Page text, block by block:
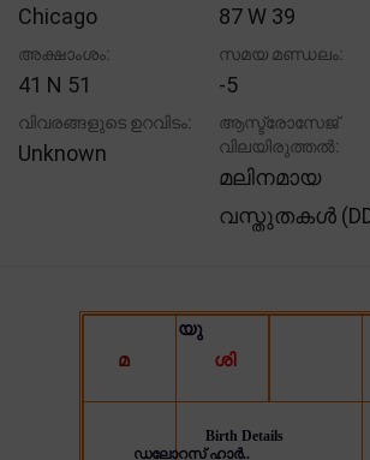
Chicago 87 W 39
അക്ഷാംശം:
41 N 51
സമയ മണ്ഡലം:
-5
വിവരങ്ങളുടെ ഉറവിടം:
Unknown
ആസ്ട്രോസേജ്
വിലയിരുത്തൽ:
മലിനമായ
വസ്തുതകൾ